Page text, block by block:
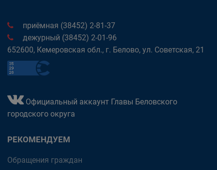
приёмная (38452) 2-81-37
дежурный (38452) 2-01-96
652600, Кемеровская обл., г. Белово, ул. Советская, 21
Официальный аккаунт Главы Беловского
городского округа
РЕКОМЕНДУЕМ
Обращения граждан